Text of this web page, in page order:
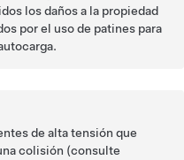
los daños a la propiedad
por el uso de patines para
de alta tensión que
colisión (consulte